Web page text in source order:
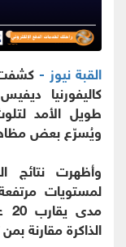
القبة نيوز - كشفت
كاليفورنيا
طويل الأمد
ويُسرّع بعض
وأظهرت نتائج
لمستويات
الذاكرة مقارنة